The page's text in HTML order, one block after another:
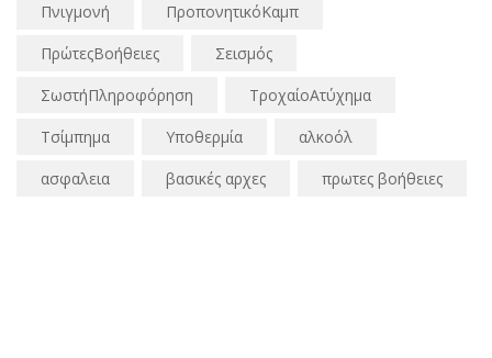
Πνιγμονή
ΠροπονητικόΚαμπ
ΠρώτεςΒοήθειες
Σεισμός
ΣωστήΠληροφόρηση
ΤροχαίοΑτύχημα
Τσίμπημα
Υποθερμία
αλκοόλ
ασφαλεια
βασικές αρχες πρωτες βοήθειες